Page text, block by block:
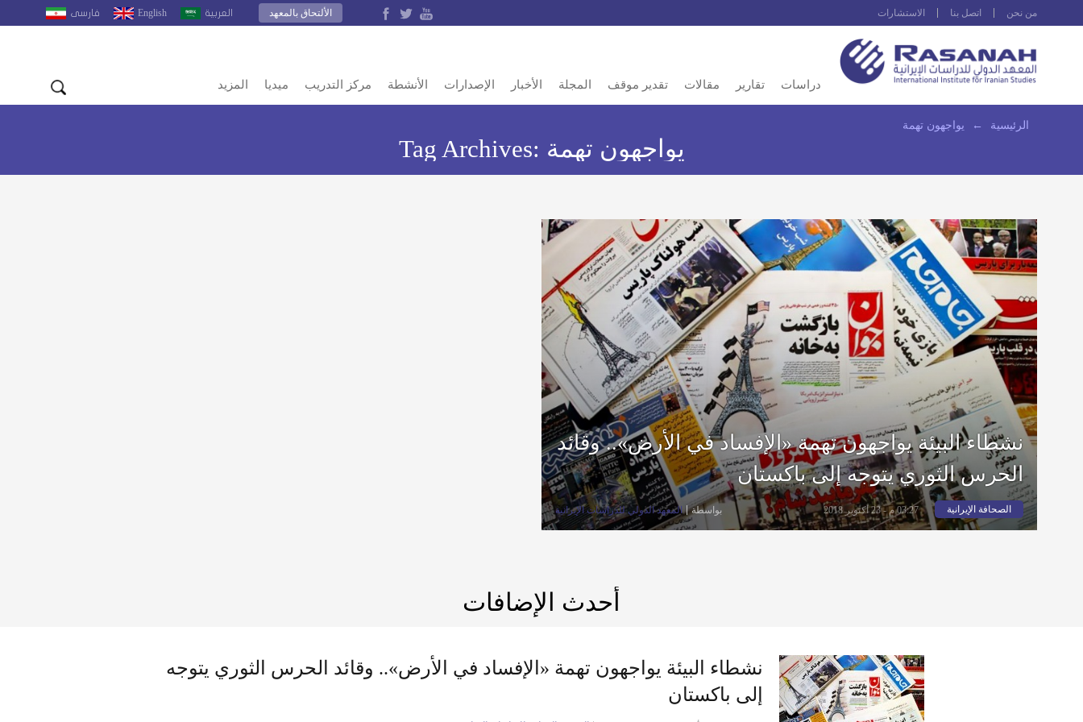
من نحن اتصل بنا الاستشارات العربية English فارسى الألتحاق بالمعهد
دراسات تقارير مقالات تقدير موقف المجلة الأخبار الإصدارات الأنشطة مركز التدريب ميديا المزيد
الرئيسية ← يواجهون تهمة
Tag Archives: يواجهون تهمة
نشطاء البيئة يواجهون تهمة «الإفساد في الأرض».. وقائد
الحرس الثوري يتوجه إلى باكستان
الصحافة الإيرانية 03:27 م - 23 أكتوبر 2018 بواسطة المعهد الدولي للدراسات الإيرانية
أحدث الإضافات
نشطاء البيئة يواجهون تهمة «الإفساد في الأرض».. وقائد الحرس الثوري يتوجه
إلى باكستان